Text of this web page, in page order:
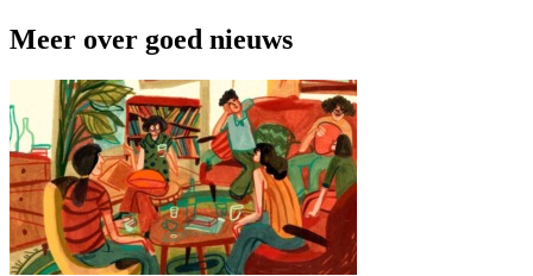
Meer over goed nieuws